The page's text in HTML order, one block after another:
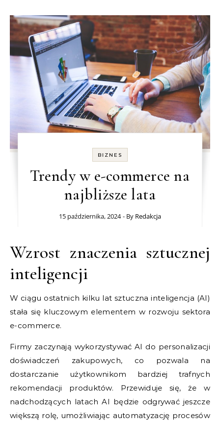
BIZNES
Trendy w e-commerce na
najbliższe lata
15 października, 2024 - By Redakcja
Wzrost znaczenia sztucznej
inteligencji
W ciągu ostatnich kilku lat sztuczna inteligencja (AI)
stała się kluczowym elementem w rozwoju sektora
e-commerce.
Firmy zaczynają wykorzystywać AI do personalizacji
doświadczeń zakupowych, co pozwala na
dostarczanie użytkownikom bardziej trafnych
rekomendacji produktów. Przewiduje się, że w
nadchodzących latach AI będzie odgrywać jeszcze
większą rolę, umożliwiając automatyzację procesów